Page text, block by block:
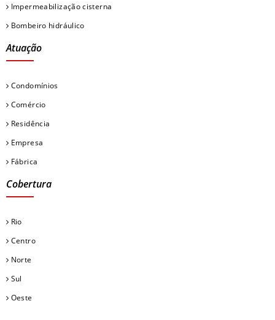
Impermeabilização cisterna
Bombeiro hidráulico
Atuação
Condomínios
Comércio
Residência
Empresa
Fábrica
Cobertura
Rio
Centro
Norte
Sul
Oeste